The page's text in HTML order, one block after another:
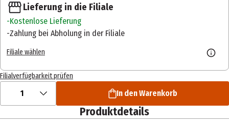
Lieferung in die Filiale
Kostenlose Lieferung
Zahlung bei Abholung in der Filiale
Filiale wählen
Filialverfügbarkeit prüfen
1 In den Warenkorb
Produktdetails